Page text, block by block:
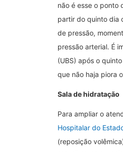
não é esse o ponto
partir do quinto dia
de pressão,
pressão arterial. É
(UBS) após o
que não haja piora
Sala de hidratação
Para ampliar o
Hospitalar do
(reposição